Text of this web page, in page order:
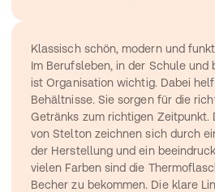
Klassisch schön, modern und
Im Berufsleben, in der Schule und
ist Organisation wichtig. Dabei
Behältnisse. Sie sorgen für die
Getränks zum richtigen Zeitpunkt.
von Stelton zeichnen sich durch
der Herstellung und ein
vielen Farben sind die
Becher zu bekommen. Die klare